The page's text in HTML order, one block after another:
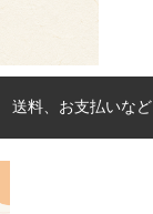
送料、お支払いな